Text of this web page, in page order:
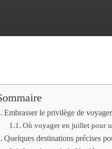
Embrasser le privilège de
Où voyager en juillet pour
Quelques destinations précises